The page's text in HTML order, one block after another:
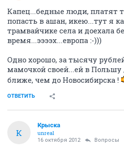
Капец...бедные люди, платят
попасть в ашан, икею...тут я
трамвайчике села и доехала
время...ээээх...европа :-)))
Одно хорошо, за тысячу
мамочкой своей...ей в Польшу
ближе, чем до Новосибирска !
ОТВЕТИТЬ
К
Крыска
unreal
16 октября 2012 Вопросы